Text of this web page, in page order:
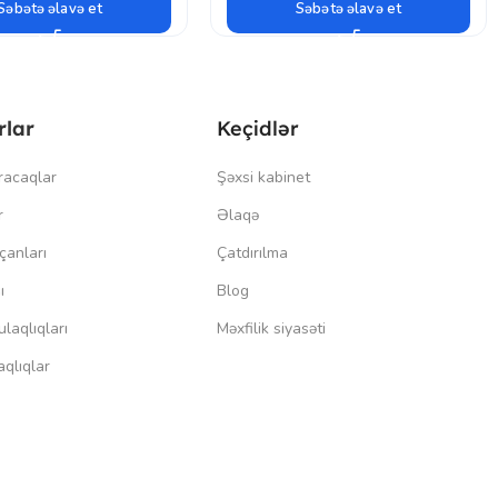
əlavə et Səbətə əlavə et
Keçidlər
Şəxsi kabinet
Əlaqə
Çatdırılma
Blog
Məxfilik siyasəti